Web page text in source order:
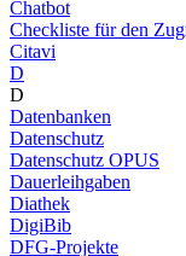
Chatbot
Checkliste für den
Citavi
D
D
Datenbanken
Datenschutz
Datenschutz OPUS
Dauerleihgaben
Diathek
DigiBib
DFG-Projekte